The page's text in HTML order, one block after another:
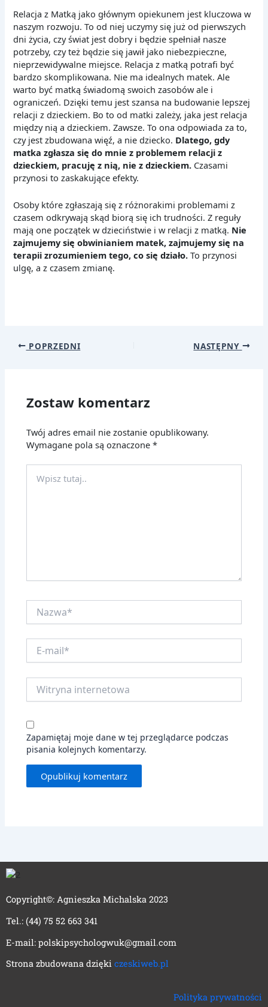
Relacja z Matką jako głównym opiekunem jest kluczowa w
naszym rozwoju. To od niej uczymy się już od pierwszych
dni życia, czy świat jest dobry i będzie spełniał nasze
potrzeby, czy też będzie się jawił jako niebezpieczne,
nieprzewidywalne miejsce. Relacja z matką potrafi być
bardzo skomplikowana. Nie ma idealnych matek. Ale
warto być matką świadomą swoich zasobów ale i
ograniczeń. Dzięki temu jest szansa na budowanie lepszej
relacji z dzieckiem. Bo to od matki zależy, jaka jest relacja
między nią a dzieckiem. Zawsze. To ona odpowiada za to,
czy jest zbudowana więź, a nie dziecko. Dlatego, gdy
matka zgłasza się do mnie z problemem relacji z
dzieckiem, pracuję z nią, nie z dzieckiem. Czasami
przynosi to zaskakujące efekty.
Osoby które zgłaszają się z różnorakimi problemami z
czasem odkrywają skąd biorą się ich trudności. Z reguły
mają one początek w dzieciństwie i w relacji z matką. Nie
zajmujemy się obwinianiem matek, zajmujemy się na
terapii zrozumieniem tego, co się działo. To przynosi
ulgę, a z czasem zmianę.
POPRZEDNI NASTĘPNY
Zostaw komentarz
Twój adres email nie zostanie opublikowany.
Wymagane pola są oznaczone*
tutaj..
mail*
internetowa
Zapamiętaj moje dane w tej przeglądarce podczas
pisania kolejnych komentarzy.
Copyright©: Agnieszka Michalska 2023
Tel.: (44) 75 52 663 341
E-mail: polskipsychologwuk@gmail.com
Strona zbudowana dzięki czeskiweb.pl
Polityka prywatności